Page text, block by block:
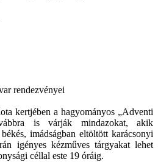
rendezvényei
kertjében a hagyományos „Adventi
is várják mindazokat, akik
imádságban eltöltött karácsonyi
igényes kézműves tárgyakat lehet
céllal este 19 óráig.